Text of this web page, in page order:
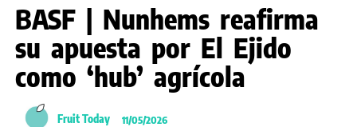
BASF | Nunhems reafirma
su apuesta por El Ejido
como ‘hub’ agrícola
Fruit Today 11/05/2026